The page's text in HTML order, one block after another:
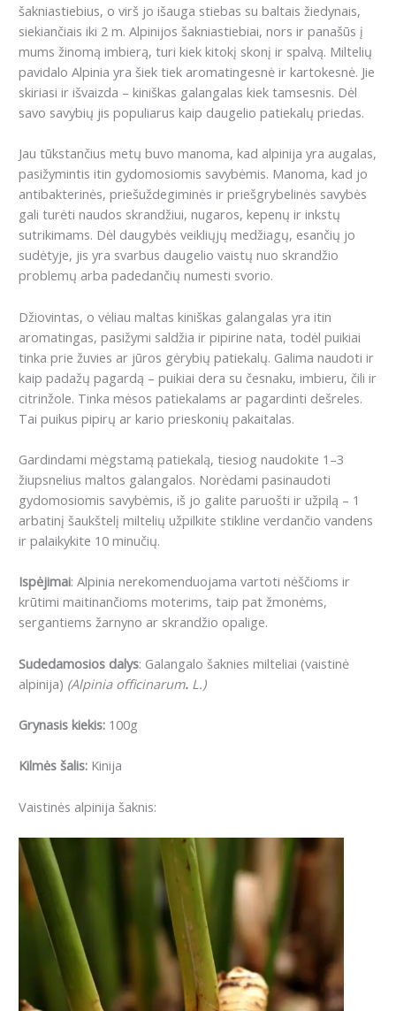
šakniastiebius, o virš jo išauga stiebas su baltais žiedynais,
siekiančiais iki 2 m. Alpinijos šakniastiebiai, nors ir panašūs į
mums žinomą imbierą, turi kiek kitokį skonį ir spalvą. Miltelių
pavidalo Alpinia yra šiek tiek aromatingesnė ir kartokesnė. Jie
skiriasi ir išvaizda – kiniškas galangalas kiek tamsesnis. Dėl
savo savybių jis populiarus kaip daugelio patiekalų priedas.
Jau tūkstančius metų buvo manoma, kad alpinija yra augalas,
pasižymintis itin gydomosiomis savybėmis. Manoma, kad jo
antibakterinės, priešuždegiminės ir priešgrybelinės savybės
gali turėti naudos skrandžiui, nugaros, kepenų ir inkstų
sutrikimams. Dėl daugybės veikliųjų medžiagų, esančių jo
sudėtyje, jis yra svarbus daugelio vaistų nuo skrandžio
problemų arba padedančių numesti svorio.
Džiovintas, o vėliau maltas kiniškas galangalas yra itin
aromatingas, pasižymi saldžia ir pipirine nata, todėl puikiai
tinka prie žuvies ar jūros gėrybių patiekalų. Galima naudoti ir
kaip padažų pagardą – puikiai dera su česnaku, imbieru, čili ir
citrinžole. Tinka mėsos patiekalams ar pagardinti dešreles.
Tai puikus pipirų ar kario prieskonių pakaitalas.
Gardindami mėgstamą patiekalą, tiesiog naudokite 1–3
žiupsnelius maltos galangalos. Norėdami pasinaudoti
gydomosiomis savybėmis, iš jo galite paruošti ir užpilą – 1
arbatinį šaukštelį miltelių užpilkite stikline verdančio vandens
ir palaikykite 10 minučių.
Ispėjimai: Alpinia nerekomenduojama vartoti nėščioms ir
krūtimi maitinančioms moterims, taip pat žmonėms,
sergantiems žarnyno ar skrandžio opalige.
Sudedamosios dalys: Galangalo šaknies milteliai (vaistinė
alpinija) (Alpinia officinarum. L.)
Grynasis kiekis: 100g
Kilmės šalis: Kinija
Vaistinės alpinija šaknis: